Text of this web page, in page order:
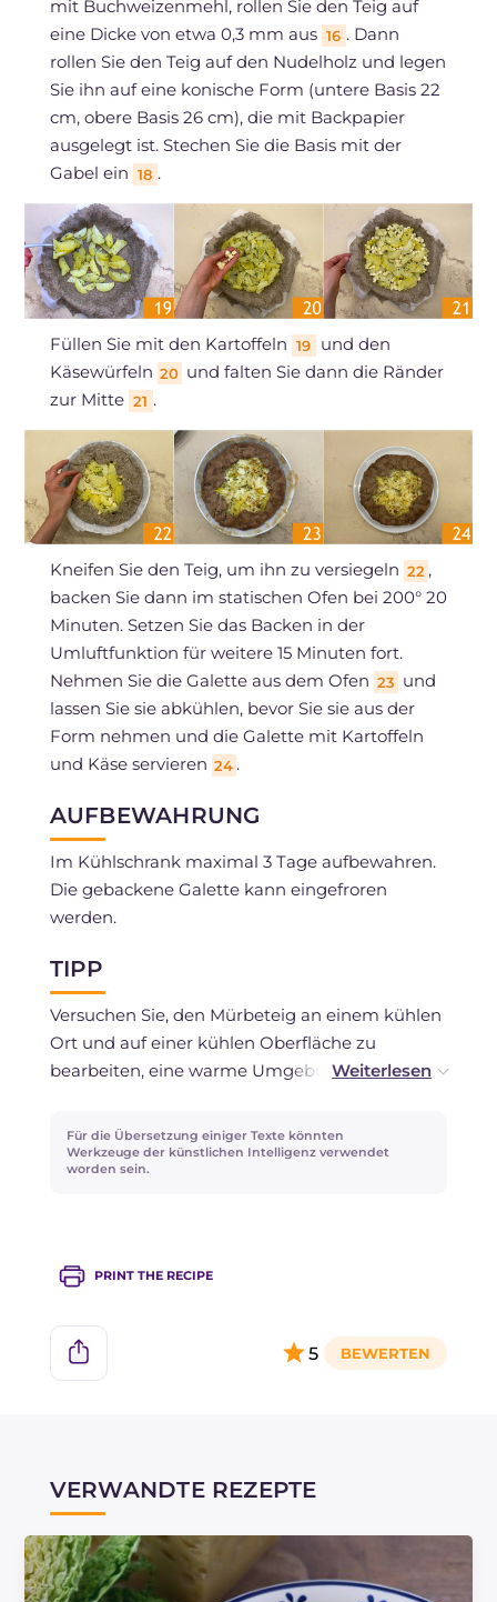
mit Buchweizenmehl, rollen Sie den Teig auf
eine Dicke von etwa 0,3 mm aus 16 . Dann
rollen Sie den Teig auf den Nudelholz und legen
Sie ihn auf eine konische Form (untere Basis 22
cm, obere Basis 26 cm), die mit Backpapier
ausgelegt ist. Stechen Sie die Basis mit der
Gabel ein 18 .
Füllen Sie mit den Kartoffeln 19
und den
Käsewürfeln 20 und falten Sie dann die Ränder
zur Mitte 21 .
Kneifen Sie den Teig, um ihn zu versiegeln 22 ,
backen Sie dann im statischen Ofen bei 200° 20
Minuten. Setzen Sie das Backen in der
Umluftfunktion für weitere 15 Minuten fort.
Nehmen Sie die Galette aus dem Ofen 23 und
lassen Sie sie abkühlen, bevor Sie sie aus der
Form nehmen und die Galette mit Kartoffeln
und Käse servieren 24 .
AUFBEWAHRUNG
Im Kühlschrank maximal 3 Tage aufbewahren.
Die gebackene Galette kann eingefroren
werden.
TIPP
Versuchen Sie, den Mürbeteig an einem kühlen
Ort und auf einer kühlen Oberfläche zu
bearbeiten, eine warme Umgebung könnte die
erschweren. Falls nötig, während des
Ausrollens, den Teig für einige Minuten in den
Für die Übersetzung einiger Texte könnten
Werkzeuge der künstlichen Intelligenz verwendet
worden sein.
PRINT THE RECIPE
5
VERWANDTE REZEPTE